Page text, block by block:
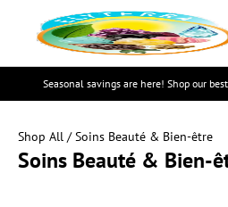
Seasonal savings are here! Shop our
Shop All / Soins Beauté & Bien-être
Soins Beauté & Bien-